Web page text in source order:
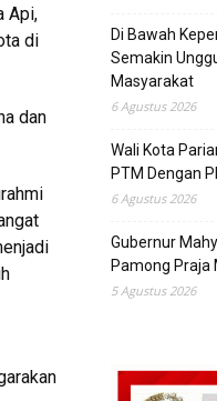
Api,
di
dan
Di Bawah
Semakin
Masyarakat
6 Agustus 2026
Wali Kota
PTM Dengan
6 Agustus 2026
Gubernur
Pamong Praja
5 Agustus 2026